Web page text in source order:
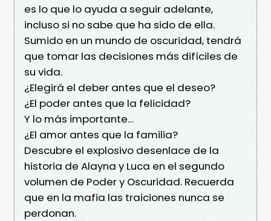
es lo que lo ayuda a seguir adelante,
incluso si no sabe que ha sido de ella.
Sumido en un mundo de oscuridad, tendrá
que tomar las decisiones más difíciles de
su vida.
¿Elegirá el deber antes que el deseo?
¿El poder antes que la felicidad?
Y lo más importante…
¿El amor antes que la familia?
Descubre el explosivo desenlace de la
historia de Alayna y Luca en el segundo
volumen de Poder y Oscuridad. Recuerda
que en la mafia las traiciones nunca se
perdonan.